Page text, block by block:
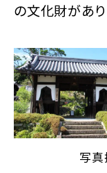
の文化財があり
写